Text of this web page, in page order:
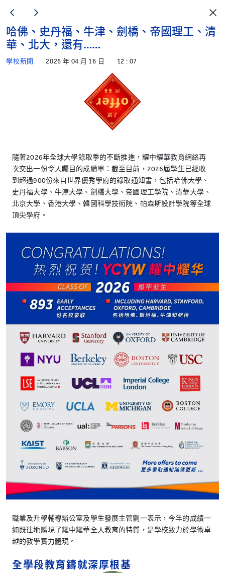
哈佛、史丹福、牛津、劍橋、帝國理工、清
華、北大，還有……
學校新聞 2026 年 04 月 16 日 12 : 07
隨著2026年全球大學錄取季的不斷推進，耀中耀華教育網絡再
次交出一份令人矚目的成績單：截至目前，2026屆學生已經收
到超過900份來自世界優秀學府的錄取通知書，包括哈佛大學、
史丹福大學、牛津大學、劍橋大學、帝國理工學院、清華大學、
北京大學、香港大學、韓國科學技術院、帕森斯設計學院等全球
頂尖學府。
職業及升學輔導辦公室及學生發展主管劉一表示，今年的成績一
如既往地體現了耀中耀華全人教育的特質，是學校致力於學術卓
越的教學實力體現。
全學段教育鑄就深厚根基